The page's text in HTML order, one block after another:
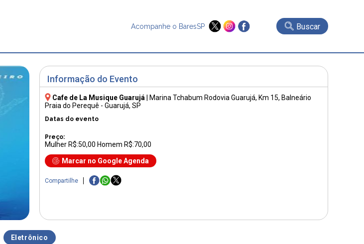
Acompanhe o BaresSP Buscar
Informação do Evento
Cafe de La Musique Guarujá Marina Tchabum Rodovia Guarujá, Km 15, Balneário
Praia do Perequê - Guarujá, SP
Datas do evento
Preço:
Mulher R$:50,00 Homem R$:70,00
Marcar no Google Agenda
Compartilhe
Eletrônico